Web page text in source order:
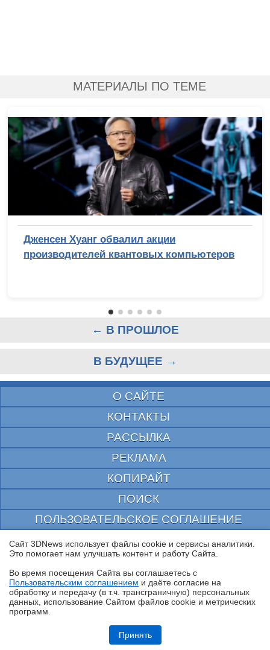
Обзор ноутбука HONOR MagicBook 16 2026 (LHC-X) на платформе
МАТЕРИАЛЫ ПО ТЕМЕ
Дженсен Хуанг обвалил акции
производителей квантовых компьютеров
← В ПРОШЛОЕ
В БУДУЩЕЕ →
О САЙТЕ
КОНТАКТЫ
РАССЫЛКА
РЕКЛАМА
КОПИРАЙТ
ПОИСК
ПОЛЬЗОВАТЕЛЬСКОЕ СОГЛАШЕНИЕ
ЗАЩИЩЕНО CURATOR
© 1997—2026 Электронное периодическое издание "3ДНьюс" | Свидетельство о
выдано Федеральной Службой по надзору за соблюдением законодательства в сфере
массовых коммуникаций и охране культурного наследия
При цитировании документа ссылка на сайт с указанием автора обязательна. Полное
заимствование документа является нарушением
российского и международного законодательства и возможно только с согласия
Сайт 3DNews использует файлы cookie и сервисы аналитики.
Это помогает нам улучшать контент и работу Cайта.
Во время посещения Cайта вы соглашаетесь с
Пользовательским соглашением и даёте согласие на
обработку и передачу (в т.ч. трансграничную) персональных
данных, использование Cайтом файлов cookie и метрических
программ.
Принять